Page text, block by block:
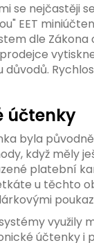
se nejčastěji
EET
dle Zákona
důvodů.
účtenky
byla
když měly
platební
u těchto
využily
účtenky i